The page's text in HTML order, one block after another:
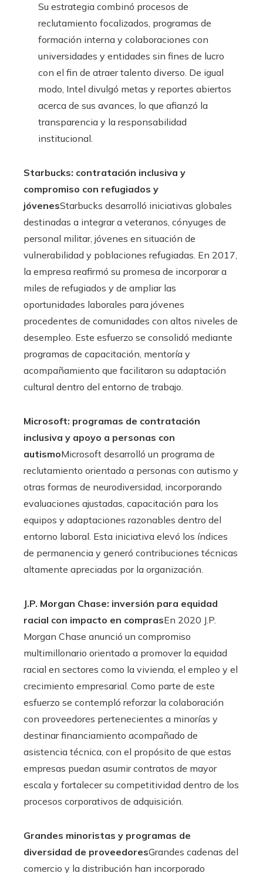
Su estrategia combinó procesos de
reclutamiento focalizados, programas de
formación interna y colaboraciones con
universidades y entidades sin fines de lucro
con el fin de atraer talento diverso. De igual
modo, Intel divulgó metas y reportes abiertos
acerca de sus avances, lo que afianzó la
transparencia y la responsabilidad
institucional.
Starbucks: contratación inclusiva y
compromiso con refugiados y
jóvenesStarbucks desarrolló iniciativas globales
destinadas a integrar a veteranos, cónyuges de
personal militar, jóvenes en situación de
vulnerabilidad y poblaciones refugiadas. En 2017,
la empresa reafirmó su promesa de incorporar a
miles de refugiados y de ampliar las
oportunidades laborales para jóvenes
procedentes de comunidades con altos niveles de
desempleo. Este esfuerzo se consolidó mediante
programas de capacitación, mentoría y
acompañamiento que facilitaron su adaptación
cultural dentro del entorno de trabajo.
Microsoft: programas de contratación
inclusiva y apoyo a personas con
autismoMicrosoft desarrolló un programa de
reclutamiento orientado a personas con autismo y
otras formas de neurodiversidad, incorporando
evaluaciones ajustadas, capacitación para los
equipos y adaptaciones razonables dentro del
entorno laboral. Esta iniciativa elevó los índices
de permanencia y generó contribuciones técnicas
altamente apreciadas por la organización.
J.P. Morgan Chase: inversión para equidad
racial con impacto en comprasEn 2020 J.P.
Morgan Chase anunció un compromiso
multimillonario orientado a promover la equidad
racial en sectores como la vivienda, el empleo y el
crecimiento empresarial. Como parte de este
esfuerzo se contempló reforzar la colaboración
con proveedores pertenecientes a minorías y
destinar financiamiento acompañado de
asistencia técnica, con el propósito de que estas
empresas puedan asumir contratos de mayor
escala y fortalecer su competitividad dentro de los
procesos corporativos de adquisición.
Grandes minoristas y programas de
diversidad de proveedoresGrandes cadenas del
comercio y la distribución han incorporado